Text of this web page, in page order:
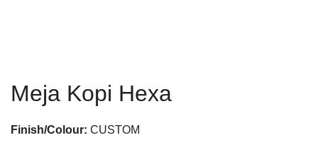
Meja Kopi Hexa
Finish/Colour: CUSTOM